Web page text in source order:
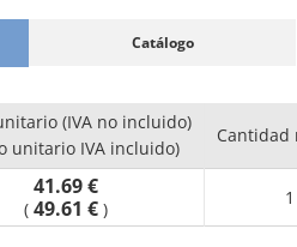
Catálogo
(IVA no incluido)
unitario IVA incluido)
Cantidad
41.69 €
( 49.61 € )